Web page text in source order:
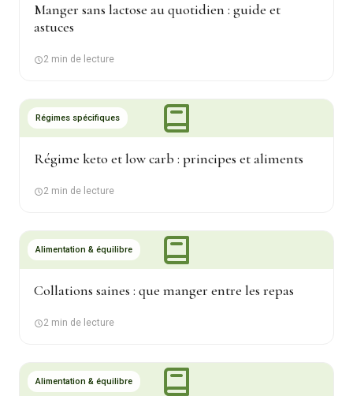
Manger sans lactose au quotidien : guide et
astuces
2 min de lecture
Régimes spécifiques
Régime keto et low carb : principes et aliments
2 min de lecture
Alimentation & équilibre
Collations saines : que manger entre les repas
2 min de lecture
Alimentation & équilibre